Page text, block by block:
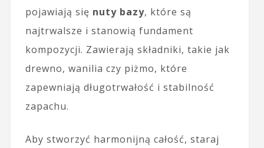
pojawiają się nuty bazy, które są
najtrwalsze i stanowią fundament
kompozycji. Zawierają składniki, takie jak
drewno, wanilia czy piżmo, które
zapewniają długotrwałość i stabilność
zapachu.
Aby stworzyć harmonijną całość, staraj